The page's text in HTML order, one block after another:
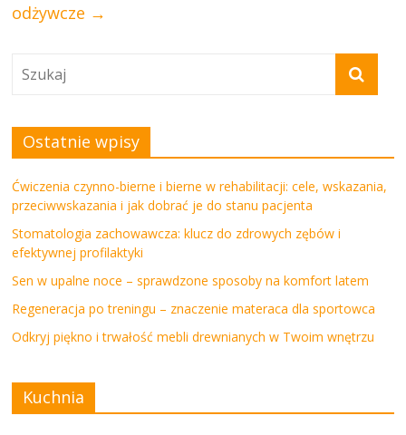
odżywcze →
Ostatnie wpisy
Ćwiczenia czynno-bierne i bierne w rehabilitacji: cele, wskazania,
przeciwwskazania i jak dobrać je do stanu pacjenta
Stomatologia zachowawcza: klucz do zdrowych zębów i
efektywnej profilaktyki
Sen w upalne noce – sprawdzone sposoby na komfort latem
Regeneracja po treningu – znaczenie materaca dla sportowca
Odkryj piękno i trwałość mebli drewnianych w Twoim wnętrzu
Kuchnia